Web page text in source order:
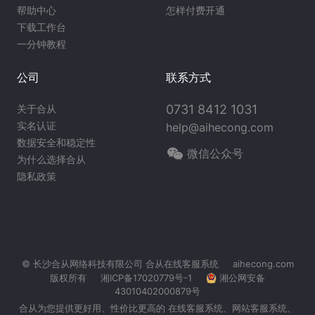
帮助中心
下载工作台
一分钟教程
怎样付费开通
公司
关于合从
实名认证
数据安全和稳定性
为什么选择合从
隐私政策
联系方式
0731 8412 1031
help@aihecong.com
微信公众号
© 长沙合从网络科技有限公司 合从在线客服系统
aihecong.com
版权所有
湘ICP备17020779号-1
湘公网安备
43010402000879号
合从为您提供更好用、性价比更高的 在线客服系统、 网站客服系统